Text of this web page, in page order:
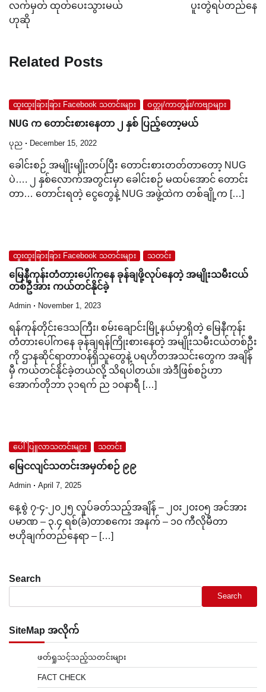
လက်မှတ် ထုတ်ပေးသွားမယ်
ဟုဆို
ပူးတွဲရပ်တည်နေ
Related Posts
ထူးထူးခြားခြား Facebook သတင်းများ ဝတ္ထု/ကာတွန်း/ကဗျာများ
NUG က တောင်းစားနေတာ ၂ နှစ် ပြည့်တော့မယ်
ပုည December 15, 2022
ခေါင်းစဉ် အမျိုးမျိုးတပ်ပြီး တောင်းစားတတ်တာတော့ NUG
ပဲ…. ၂ နှစ်လောက်အတွင်းမှာ ခေါင်းစဉ် မထပ်အောင် တောင်း
တာ… တောင်းရတဲ့ ငွေတွေနဲ့ NUG အဖွဲ့ထဲက တစ်ချို့က […]
ထူးထူးခြားခြား Facebook သတင်းများ သတင်း
မြေနီကုန်းတံတားပေါ်ကနေ ခုန်ချဖို့လုပ်နေတဲ့ အမျိုးသမီးငယ်
တစ်ဦအား ကယ်တင်နိုင်ခဲ့
Admin November 1, 2023
ရန်ကုန်တိုင်းဒေသကြီး၊ စမ်းချောင်းမြို့နယ်မှာရှိတဲ့ မြေနီကုန်း
တံတားပေါ်ကနေ ခုန်ချရန်ကြိုးစားနေတဲ့ အမျိုးသမီးငယ်တစ်ဦး
ကို ဌာနဆိုင်ရာတာဝန်ရှိသူတွေနဲ့ ပရဟိတအသင်းတွေက အချိန်
မှီ ကယ်တင်နိုင်ခဲ့တယ်လို့ သိရပါတယ်။ အဲဒီဖြစ်စဥ်ဟာ
အောက်တိုဘာ ၃၁ရက် ည ၁၀နာရီ […]
ပေါ်ပြူလာသတင်းများ သတင်း
မြေငလျင်သတင်းအမှတ်စဉ် ၉၉
Admin April 7, 2025
နေ့စွဲ ၇-၄-၂၀၂၅ လှုပ်ခတ်သည့်အချိန် – ၂၀း၂၀း၀၅ အင်အား
ပမာဏ – ၃.၄ ရစ်(ခ်)တာစကေး အနက် – ၁၀ ကီလိုမီတာ
ဗဟိုချက်တည်နေရာ – […]
Search
Search
SiteMap အလိုက်
ဖတ်ရှုသင့်သည့်သတင်းများ
FACT CHECK